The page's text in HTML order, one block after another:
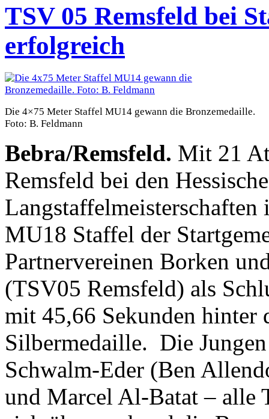
TSV 05 Remsfeld bei
erfolgreich
Die 4×75 Meter Staffel MU14 gewann die Bronzemedaille.
Foto: B. Feldmann
Bebra/Remsfeld. Mit 21
Remsfeld bei den
MU18 Staffel der
Partnervereinen Borken
(TSV05 Remsfeld) als
mit 45,66 Sekunden hinter
Silbermedaille. Die
Schwalm-Eder (Ben
und Marcel Al-Batat – alle